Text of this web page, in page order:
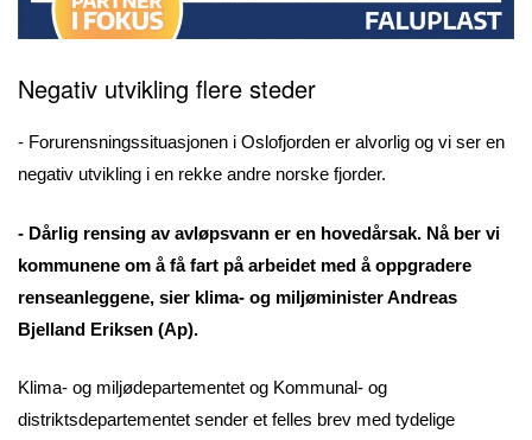
Negativ utvikling flere steder
- Forurensningssituasjonen i Oslofjorden er alvorlig og vi ser en
negativ utvikling i en rekke andre norske fjorder.
- Dårlig rensing av avløpsvann er en hovedårsak. Nå ber vi
kommunene om å få fart på arbeidet med å oppgradere
renseanleggene, sier klima- og miljøminister Andreas
Bjelland Eriksen (Ap).
Klima- og miljødepartementet og Kommunal- og
distriktsdepartementet sender et felles brev med tydelige